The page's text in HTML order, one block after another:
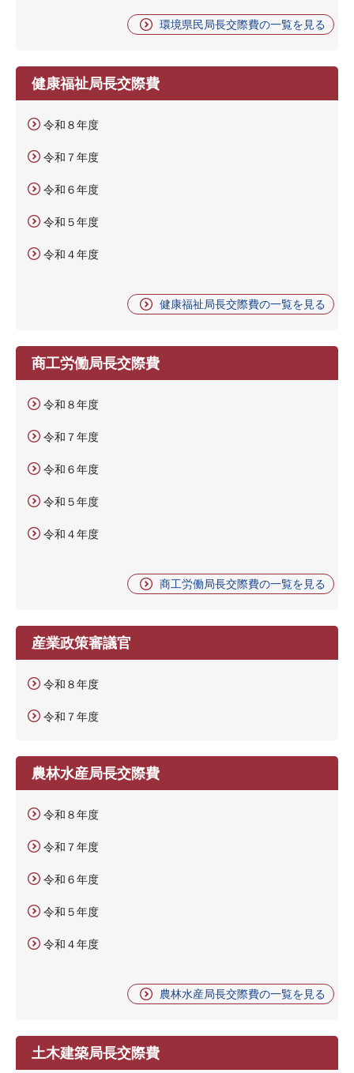
環境県民局長交際費の一覧を見る
健康福祉局長交際費
令和８年度
令和７年度
令和６年度
令和５年度
令和４年度
健康福祉局長交際費の一覧を見る
商工労働局長交際費
令和８年度
令和７年度
令和６年度
令和５年度
令和４年度
商工労働局長交際費の一覧を見る
産業政策審議官
令和８年度
令和７年度
農林水産局長交際費
令和８年度
令和７年度
令和６年度
令和５年度
令和４年度
農林水産局長交際費の一覧を見る
土木建築局長交際費